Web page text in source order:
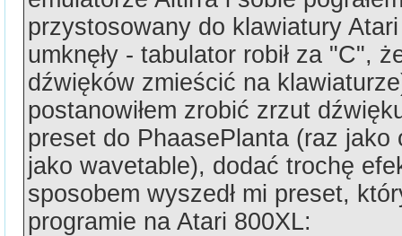
przystosowany do klawiatury
umknęły - tabulator robił za "C",
dźwięków zmieścić na
postanowiłem zrobić zrzut
preset do PhaasePlanta (raz jako
jako wavetable), dodać trochę
sposobem wyszedł mi preset,
programie na Atari 800XL: